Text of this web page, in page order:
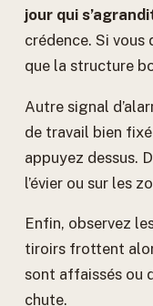
jour qui
crédence. Si vous
que la structure
Autre signal
de travail bien
appuyez dessus.
l’évier ou sur les
Enfin, observez
tiroirs frottent
sont affaissés ou
chute.